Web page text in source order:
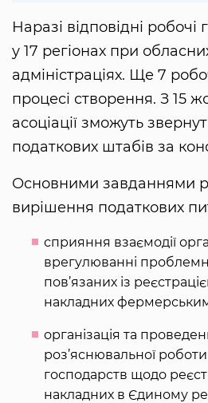
Наразі відповідні
у 17 регіонах при
адміністраціях. Ще 7
процесі створення. З 15
асоціації зможуть
податкових штабів за
Основними завданнями
вирішення податкових
сприяння взаємодії
врегулюванні
пов’язаних із
накладних
організація та
роз’яснювальної
господарств щодо
накладних в Єдиному